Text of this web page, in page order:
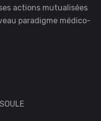
actions mutualisées
paradigme médico-